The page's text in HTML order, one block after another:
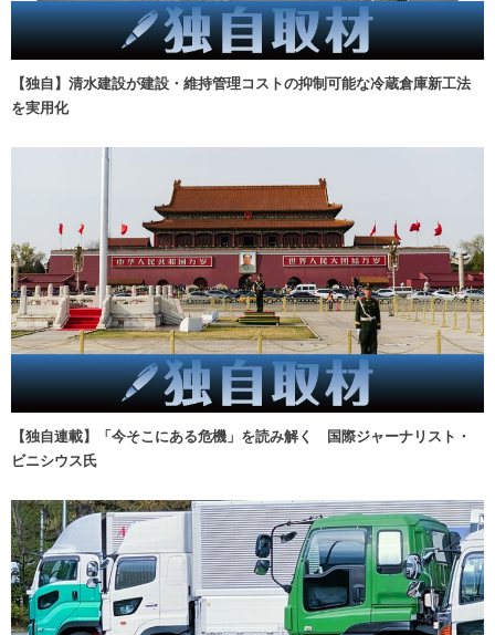
【独自】清水建設が建設・維持管理コストの抑制可能な冷蔵倉庫新工法
を実用化
【独自連載】「今そこにある危機」を読み解く 国際ジャーナリスト・
ビニシウス氏